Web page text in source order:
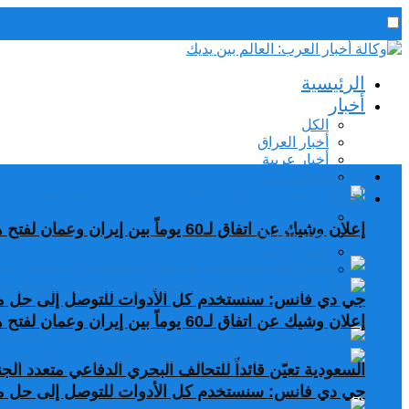
رئيس التحرير / د. اسماعيل الجنابي
الخميس,6 أغسطس, 2026الرئيسية
أخبار
الكل
أخبار العراق
أخبار عربية
إعلان وشيك عن اتفاق لـ60 يوماً بين إيران وعمان لفتح هرمز
جي دي فانس: سنستخدم كل الأدوات للتوصل إلى حل
السعودية تعيّن قائداً للتحالف البحري الدفاعي متعدد
الرئيسية
أخبار
أخبار العراق
إعلان وشيك عن اتفاق لـ60 يوماً بين إيران وعمان لفتح هرمز
جي دي فانس: سنستخدم كل الأدوات للتوصل إلى حل